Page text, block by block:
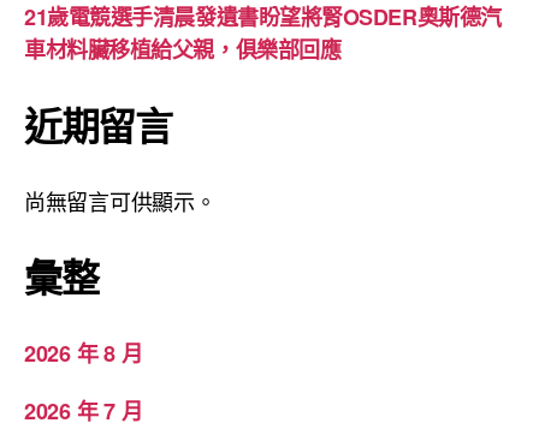
21歲電競選手清晨發遺書盼望將腎OSDER奧斯德汽
車材料臟移植給父親，俱樂部回應
近期留言
尚無留言可供顯示。
彙整
2026 年 8 月
2026 年 7 月